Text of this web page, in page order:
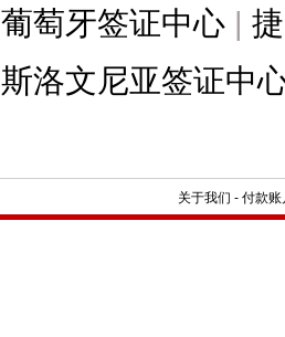
葡萄牙签证中心 |
斯洛文尼亚签证中
关于我们 - 付款账